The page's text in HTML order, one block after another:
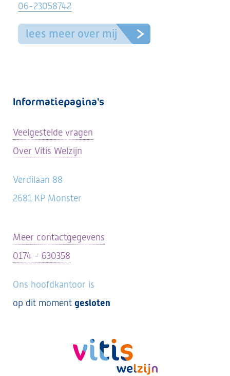
06-23058742
lees meer over mij
Informatiepagina's
Veelgestelde vragen
Over Vitis Welzijn
Verdilaan 88
2681 KP Monster
Meer contactgegevens
0174 - 630358
Ons hoofdkantoor is
op dit moment gesloten